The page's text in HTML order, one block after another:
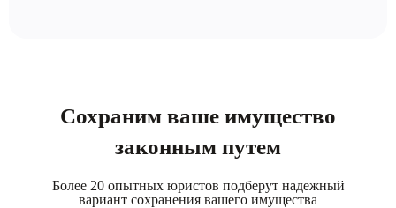
Сохраним ваше имущество
законным путем
Более 20 опытных юристов подберут надежный
вариант сохранения вашего имущества